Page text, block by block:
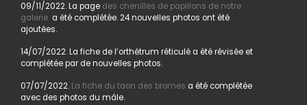
09/11/2022. La page des chenilles de papillons de notre
galerie a été complétée. 24 nouvelles photos ont été
ajoutées.
14/07/2022. La fiche de l’orthétrum réticulé a été révisée et
complétée par de nouvelles photos.
07/07/2022. La fiche du taon des bromes a été complétée
avec des photos du mâle.